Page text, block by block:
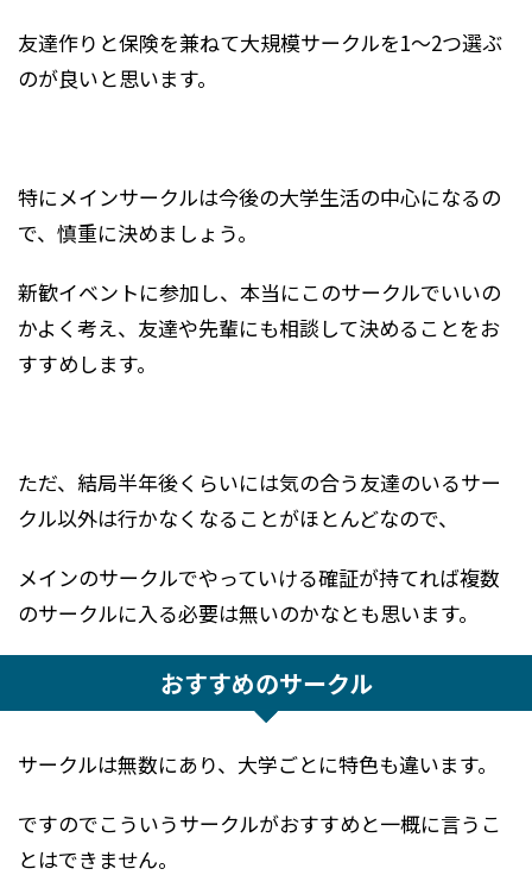
友達作りと保険を兼ねて大規模サークルを1〜2つ選ぶ
のが良いと思います。
特にメインサークルは今後の大学生活の中心になるの
で、慎重に決めましょう。
新歓イベントに参加し、本当にこのサークルでいいの
かよく考え、友達や先輩にも相談して決めることをお
すすめします。
ただ、結局半年後くらいには気の合う友達のいるサー
クル以外は行かなくなることがほとんどなので、
メインのサークルでやっていける確証が持てれば複数
のサークルに入る必要は無いのかなとも思います。
おすすめのサークル
サークルは無数にあり、大学ごとに特色も違います。
ですのでこういうサークルがおすすめと一概に言うこ
とはできません。